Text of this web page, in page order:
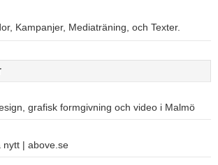
Kampanjer, Mediaträning, och Texter.
grafisk formgivning och video i Malmö
nytt | above.se